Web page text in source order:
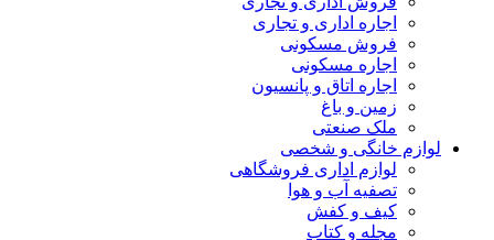
اجاره اداری و تجاری
فروش مسکونی
اجاره مسکونی
اجاره اتاق و پانسیون
زمین و باغ
ملک صنعتی
لوازم خانگی و شخصی
لوازم اداری فروشگاهی
تصفیه آب و هوا
کیف و کفش
مجله و کتاب